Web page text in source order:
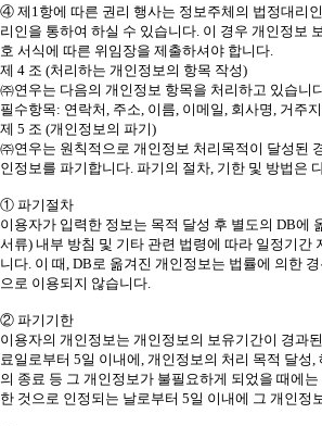
④ 제1항에 따른 권리 행사는 정보주체의 법정대리
리인을 통하여 하실 수 있습니다. 이 경우 개인정보
호 서식에 따른 위임장을 제출하셔야 합니다.
제 4 조 (처리하는 개인정보의 항목 작성)
㈜연우는 다음의 개인정보 항목을 처리하고 있습니
필수항목: 연락처, 주소, 이름, 이메일, 회사명, 거주
제 5 조 (개인정보의 파기)
㈜연우는 원칙적으로 개인정보 처리목적이 달성된
인정보를 파기합니다. 파기의 절차, 기한 및 방법은
① 파기절차
이용자가 입력한 정보는 목적 달성 후 별도의 DB에
서류) 내부 방침 및 기타 관련 법령에 따라 일정기간
니다. 이 때, DB로 옮겨진 개인정보는 법률에 의한
으로 이용되지 않습니다.
② 파기기한
이용자의 개인정보는 개인정보의 보유기간이 경과
료일로부터 5일 이내에, 개인정보의 처리 목적 달성,
의 종료 등 그 개인정보가 불필요하게 되었을 때에
한 것으로 인정되는 날로부터 5일 이내에 그 개인정